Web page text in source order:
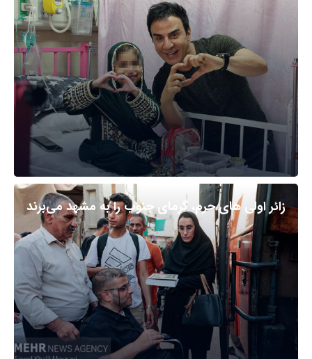
زائر اولی های حرم، گرمای جنوب را به مشهد می‌برند